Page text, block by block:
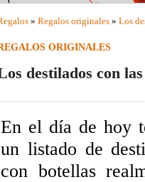
» Regalos originales » Los
ORIGINALES
destilados con
En el día de hoy
un listado de
con botellas